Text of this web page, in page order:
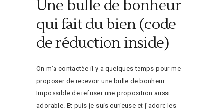
Une bulle de bonheur
qui fait du bien (code
de réduction inside)
On m’a contactée il y a quelques temps pour me
proposer de recevoir une bulle de bonheur.
Impossible de refuser une proposition aussi
adorable. Et puis je suis curieuse et j’adore les